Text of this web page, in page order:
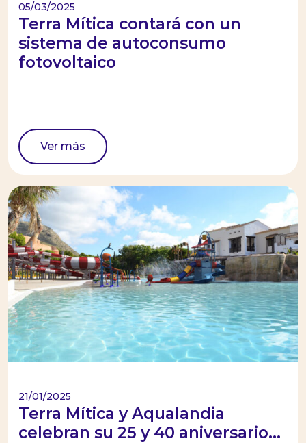
05/03/2025
Terra Mítica contará con un
sistema de autoconsumo
fotovoltaico
Ver más
21/01/2025
Terra Mítica y Aqualandia
celebran su 25 y 40 aniversario...